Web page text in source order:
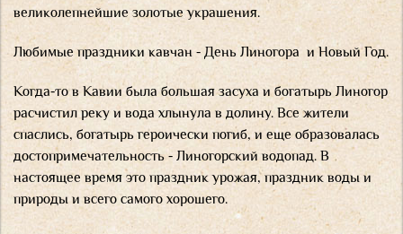
великолепнейшие золотые украшения.
Любимые праздники кавчан - День Линогора и Новый Год.
Когда-то в Кавии была большая засуха и богатырь Линогор
расчистил реку и вода хлынула в долину. Все жители
спаслись, богатырь героически погиб, и еще образовалась
достопримечательность - Линогорский водопад. В
настоящее время это праздник урожая, праздник воды и
природы и всего самого хорошего.